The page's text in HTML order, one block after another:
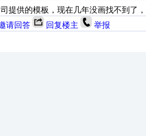
提供的模板，现在几年没画找不到了
请回答 回复楼主 举报